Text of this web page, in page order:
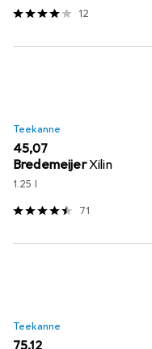
12
Teekanne
EUR
45,07
BredemeijerXilin
1.25 l
71
Teekanne
EUR
75,12